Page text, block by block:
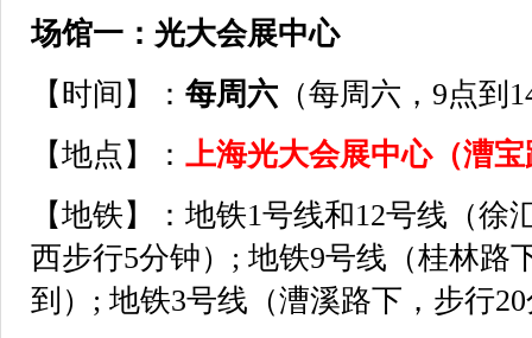
场馆一：光大会展中心
【时间】： 每周六 （每周六，9点到
【地点】： 上海光大会展中心（漕宝
【地铁】：地铁1号线和12号线（徐
西步行5分钟）; 地铁9号线（桂林路
到）; 地铁3号线（漕溪路下，步行